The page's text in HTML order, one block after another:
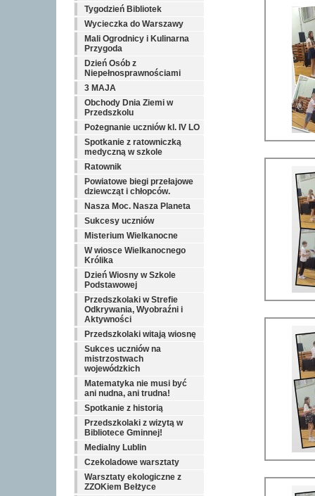
Tygodzień Bibliotek
Wycieczka do Warszawy
Mali Ogrodnicy i Kulinarna
Przygoda
Dzień Osób z
Niepełnosprawnościami
3 MAJA
Obchody Dnia Ziemi w
Przedszkolu
Pożegnanie uczniów kl. IV LO
Spotkanie z ratowniczką
medyczną w szkole
Ratownik
Powiatowe biegi przełajowe
dziewcząt i chłopców.
Nasza Moc. Nasza Planeta
Sukcesy uczniów
Misterium Wielkanocne
W wiosce Wielkanocnego
Królika
Dzień Wiosny w Szkole
Podstawowej
Przedszkolaki w Strefie
Odkrywania, Wyobraźni i
Aktywności
Przedszkolaki witają wiosnę
Sukces uczniów na
mistrzostwach
wojewódzkich
Matematyka nie musi być
ani nudna, ani trudna!
Spotkanie z historią
Przedszkolaki z wizytą w
Bibliotece Gminnej!
Medialny Lublin
Czekoladowe warsztaty
Warsztaty ekologiczne z
ZZOKiem Bełżyce